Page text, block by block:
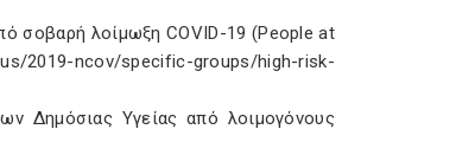
σοβαρή λοίμωξη COVID-19 (People at
2019-ncov/specific-groups/high-risk-
Δημόσιας Υγείας από λοιμογόνους